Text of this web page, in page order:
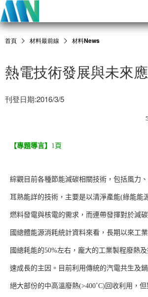
首頁 材料最前線 材料News
熱電技術發展與未來
刊登日期:2016/3/5
【專題導言】 1頁
綜觀目前各種節能減碳相關技術，包括風力
耳熟能詳的技術，主要是以清淨產能(綠能能
燃料發電與核電的需求，而連帶發揮對於減
國總體能源消耗統計資料來看，長期以來工
國總耗能的50%左右，龐大的工業製程廢熱
速成長的主因。目前利用傳統的汽電共生及
絕大部份的中高溫廢熱(>400˚C)回收利用，但